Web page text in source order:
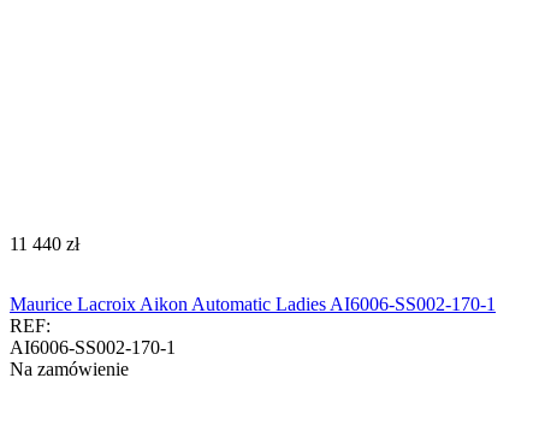
‍11 440‍ zł
Maurice Lacroix Aikon Automatic Ladies AI6006-SS002-170-1
REF:
AI6006-SS002-170-1
Na zamówienie